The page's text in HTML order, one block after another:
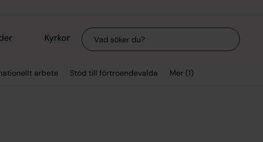
Kyrkor Sök
arbete Stöd till förtroendevalda Mer (1)